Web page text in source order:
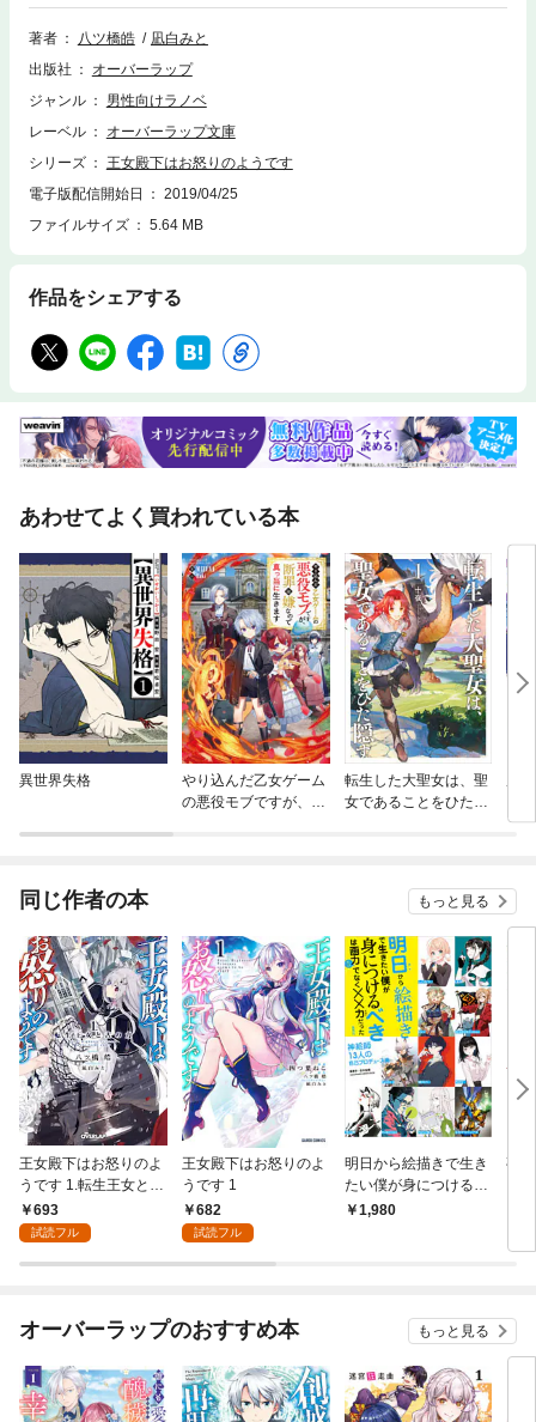
好会の仲間と期末試験を乗り越えてから数日、絶滅していたとされる双子
の精霊王ディトとティーナがレティシエルの前に現れるが、二人はレティ
ついに本領を発揮する──！常識外れの王女殿下が我が道を往く最強魔術
譚、第二幕!!
著者 八ツ橋皓
凪白みと
出版社
オーバーラップ
ジャンル
男性向けラノベ
レーベル
オーバーラップ文庫
シリーズ
王女殿下はお怒りのようです
電子版配信開始日
2019/04/25
ファイルサイズ
5.64 MB
作品をシェアする
あわせてよく買われている本
異世界失格
やり込んだ乙女ゲーム
の悪役モブですが、断
転生した大聖女は、聖
女であることをひた隠
言
同じ作者の本 もっと見る
王女殿下はお怒りのよ
うです 1.転生王女と古
の力693
試読フル
王女殿下はお怒りのよ
うです 1
682
試読フル
明日から絵描きで生き
たい僕が身につけるべ
きは画力だけでなく××
1,980
夜
オーバーラップのおすすめ本 もっと見る